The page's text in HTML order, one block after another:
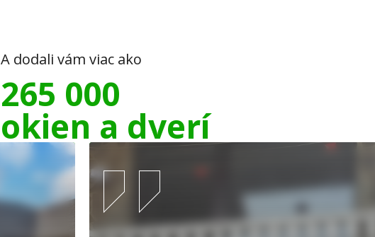
A dodali vám viac ako
265 000
okien a dverí